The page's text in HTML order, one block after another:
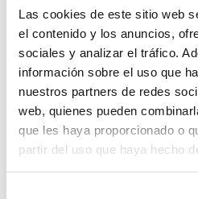
Las cookies de este sitio web
el contenido y los anuncios,
sociales y analizar el tráfico.
información sobre el uso que
nuestros partners de redes
web, quienes pueden
que les haya proporcionado o
partir del uso que haya hecho
En System Network
día con autónomos y pymes
digital a E
SET NOD 32, porque
ataque en vacaciones puede
datos, ingresos y reputación.
Grupo-System,
EnSystem Network
15 años de experiencia,